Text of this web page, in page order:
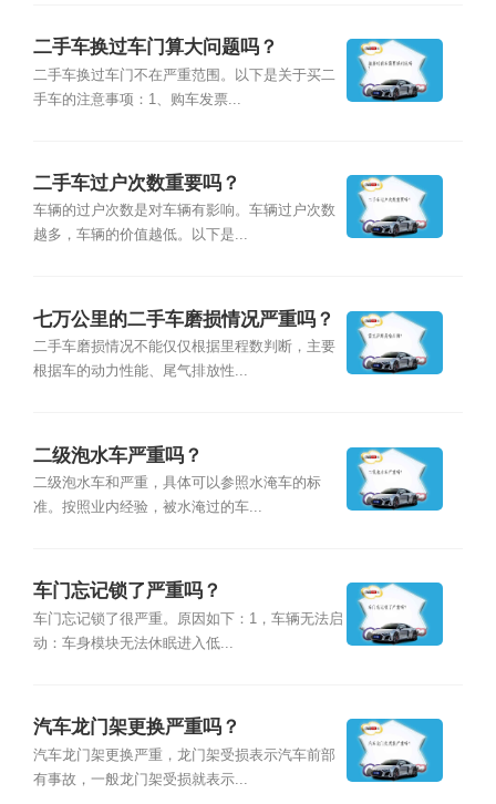
二手车换过车门算大问题吗？
二手车换过车门不在严重范围。以下是关于买二
手车的注意事项：1、购车发票...
二手车过户次数重要吗？
车辆的过户次数是对车辆有影响。车辆过户次数
越多，车辆的价值越低。以下是...
七万公里的二手车磨损情况严重吗？
二手车磨损情况不能仅仅根据里程数判断，主要
根据车的动力性能、尾气排放性...
二级泡水车严重吗？
二级泡水车和严重，具体可以参照水淹车的标
准。按照业内经验，被水淹过的车...
车门忘记锁了严重吗？
车门忘记锁了很严重。原因如下：1，车辆无法启
动：车身模块无法休眠进入低...
汽车龙门架更换严重吗？
汽车龙门架更换严重，龙门架受损表示汽车前部
有事故，一般龙门架受损就表示...